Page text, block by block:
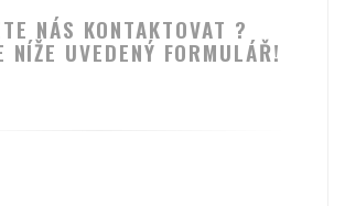
NÁS KONTAKTOVAT ?
NÍŽE UVEDENÝ FORMULÁŘ!